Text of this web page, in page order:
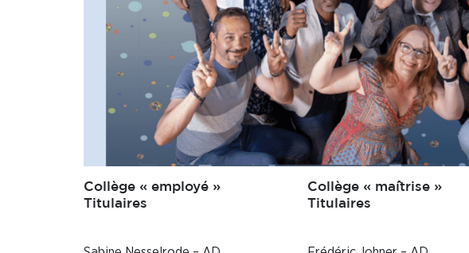
Collège « employé »
Titulaires
Collège « maîtrise »
Titulaires